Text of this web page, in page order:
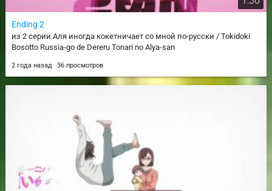
Ending 2
из 2 серии Аля иногда кокетничает со мной по-русски / Tokidoki
Bosotto Russia-go de Dereru Tonari no Alya-san
2 года назад 36 просмотров